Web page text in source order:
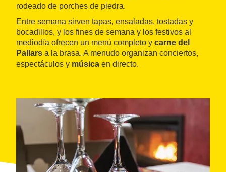
rodeado de porches de piedra.
Entre semana sirven tapas, ensaladas, tostadas y
bocadillos, y los fines de semana y los festivos al
mediodía ofrecen un menú completo y carne del
Pallars a la brasa. A menudo organizan conciertos,
espectáculos y música en directo.